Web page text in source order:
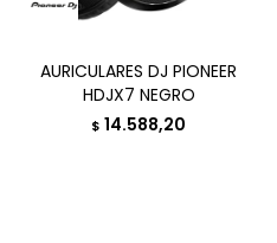
AURICULARES DJ PIONEER
HDJX7 NEGRO
$ 14.588,20